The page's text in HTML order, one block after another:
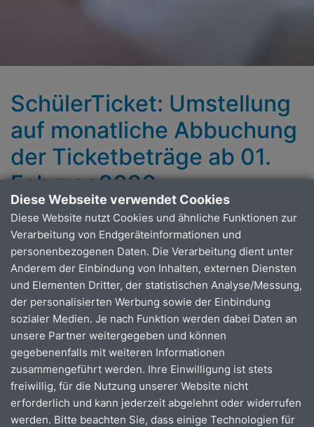
Diese Webseite verwendet Cookies
Diese Website nutzt Cookies und ähnliche Funktionen zur
Verarbeitung von Endgeräteinformationen und
personenbezogenen Daten. Die Verarbeitung dient unter
Anderem der Einbindung von Inhalten, externen Diensten
und Elementen Dritter, der statistischen Analyse/Messung,
der personalisierten Werbung sowie der Einbindung
sozialer Medien. Je nach Funktion werden dabei Daten an
unsere Partner weitergegeben und können
gegebenenfalls mit weiteren Informationen
zusammengeführt werden. Ihre Einwilligung ist stets
freiwillig, für die Nutzung unserer Website nicht
erforderlich und kann jederzeit abgelehnt oder widerrufen
werden. Bitte beachten Sie, dass einige Technologien für
SchülerTicket: Umstellung
auf monat­liche Ab­buchung
der Ticket­beträge ab 01.
Februar 2026
Die OVAG stellt zum 01. Februar 2026 den
Abbuchungsrhythmus der Eigenanteile am
Deutschlandticket für freifahrtberechtigte Schülerinnen
und Schüler der Standortkategorie 2 um.
Statt wie bisher halbjährlich werden die Beiträge
künftig monatlich eingezogen. Selbstzahler sind
hiervon nicht betroffen, da diese bereits monatlich
eingezogen werden.
Bereits bestehende Guthaben aus vorangegangenen
Zahlungen werden automatisch verrechnet. Erst nach
Aufbrauchen des Guthabens beginnt die monatliche